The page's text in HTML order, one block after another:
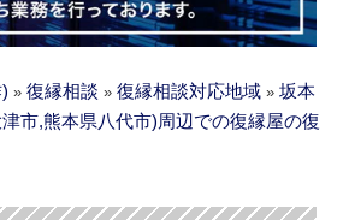
» 復縁相談 » 復縁相談対応地域 » 坂本
市,熊本県八代市)周辺での復縁屋の復